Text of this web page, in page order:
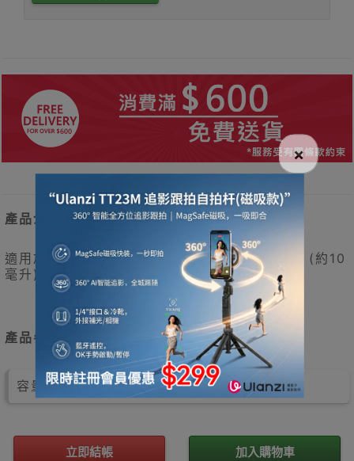
產品介紹
適用於所有碎粒型碎紙機，每２星期加少許機油 (約10
毫升)於刀片上，可令機件更為暢順。
產品參數
容量: 120ml
立即結帳 加入購物車
×